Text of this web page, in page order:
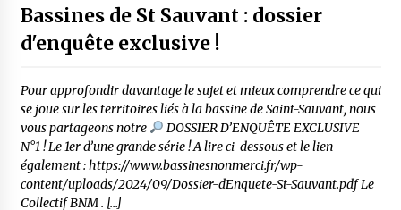
Bassines de St Sauvant : dossier
d'enquête exclusive !
Pour approfondir davantage le sujet et mieux comprendre ce qui
se joue sur les territoires liés à la bassine de Saint-Sauvant, nous
vous partageons notre
DOSSIER D’ENQUÊTE EXCLUSIVE
N°1 ! Le 1er d’une grande série ! A lire ci-dessous et le lien
également : https://www.bassinesnonmerci.fr/wp-
content/uploads/2024/09/Dossier-dEnquete-St-Sauvant.pdf Le
Collectif BNM . […]